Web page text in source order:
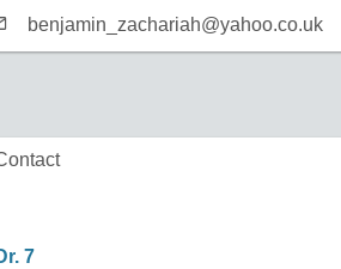
benjamin_zachariah@yahoo.co.uk
7